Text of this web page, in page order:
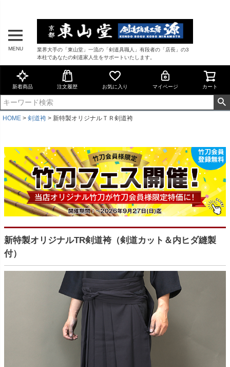
MENU
業界大手の「東山堂」一流の「剣道具職人」有段者の「店長」の3
本柱であなたの剣道家人生をサポートいたします。
新着商品 注文履歴 お気に入り マイページ カート
HOME 剣道袴 新特製オリジナルＴＲ剣道袴
新特製オリジナルTR剣道袴（剣道カット＆内ヒダ縫製
付）